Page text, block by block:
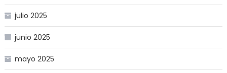
julio 2025
junio 2025
mayo 2025